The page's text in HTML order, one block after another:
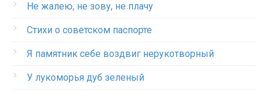
Не жалею, не зову, не плачу
Стихи о советском паспорте
Я памятник себе воздвиг нерукотворный
У лукоморья дуб зеленый